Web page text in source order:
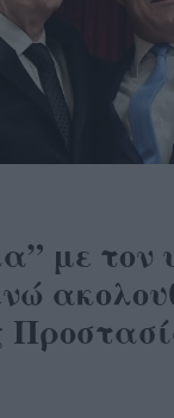
με τον